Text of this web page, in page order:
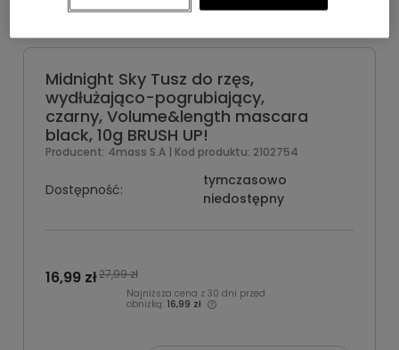
Midnight Sky Tusz do rzęs,
wydłużająco-pogrubiający,
czarny, Volume&length mascara
black, 10g BRUSH UP!
Producent: 4mass S.A | Kod produktu: 2102754
Dostępność:
tymczasowo
niedostępny
16,99 zł27,99 zł
Najniższa cena z 30 dni przed
obniżką: 16,99 zł